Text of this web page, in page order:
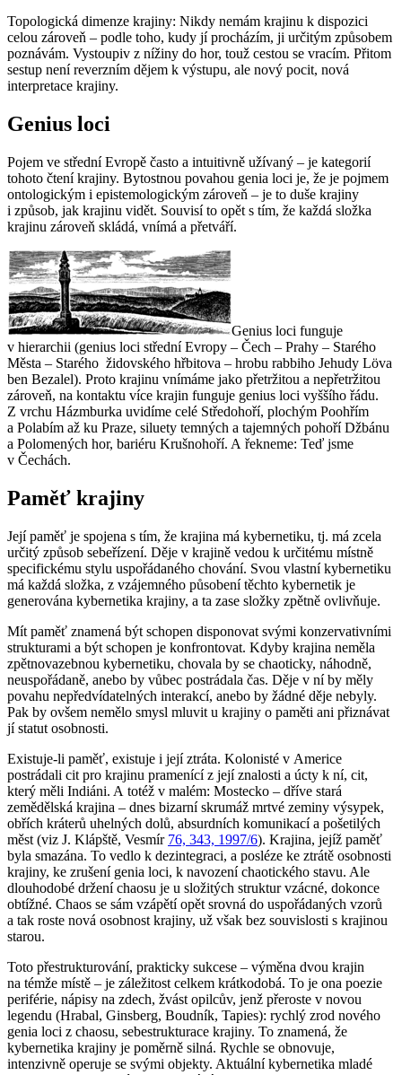
Topologická dimenze krajiny: Nikdy nemám krajinu k dispozici
celou zároveň – podle toho, kudy jí procházím, ji určitým způsobem
poznávám. Vystoupiv z nížiny do hor, touž cestou se vracím. Přitom
sestup není reverzním dějem k výstupu, ale nový pocit, nová
interpretace krajiny.
Genius loci
Pojem ve střední Evropě často a intuitivně užívaný – je kategorií
tohoto čtení krajiny. Bytostnou povahou genia loci je, že je pojmem
ontologickým i epistemologickým zároveň – je to duše krajiny
i způsob, jak krajinu vidět. Souvisí to opět s tím, že každá složka
krajinu zároveň skládá, vnímá a přetváří.
Genius loci funguje
v hierarchii (genius loci střední Evropy – Čech – Prahy – Starého
Města – Starého židovského hřbitova – hrobu rabbiho Jehudy Löva
ben Bezalel). Proto krajinu vnímáme jako přetržitou a nepřetržitou
zároveň, na kontaktu více krajin funguje genius loci vyššího řádu.
Z vrchu Házmburka uvidíme celé Středohoří, plochým Poohřím
a Polabím až ku Praze, siluety temných a tajemných pohoří Džbánu
a Polomených hor, bariéru Krušnohoří. A řekneme: Teď jsme
v Čechách.
Paměť krajiny
Její paměť je spojena s tím, že krajina má kybernetiku, tj. má zcela
určitý způsob sebeřízení. Děje v krajině vedou k určitému místně
specifickému stylu uspořádaného chování. Svou vlastní kybernetiku
má každá složka, z vzájemného působení těchto kybernetik je
generována kybernetika krajiny, a ta zase složky zpětně ovlivňuje.
Mít paměť znamená být schopen disponovat svými konzervativními
strukturami a být schopen je konfrontovat. Kdyby krajina neměla
zpětnovazebnou kybernetiku, chovala by se chaoticky, náhodně,
neuspořádaně, anebo by vůbec postrádala čas. Děje v ní by měly
povahu nepředvídatelných interakcí, anebo by žádné děje nebyly.
Pak by ovšem nemělo smysl mluvit u krajiny o paměti ani přiznávat
jí statut osobnosti.
Existuje-li paměť, existuje i její ztráta. Kolonisté v Americe
postrádali cit pro krajinu pramenící z její znalosti a úcty k ní, cit,
který měli Indiáni. A totéž v malém: Mostecko – dříve stará
zemědělská krajina – dnes bizarní skrumáž mrtvé zeminy výsypek,
obřích kráterů uhelných dolů, absurdních komunikací a pošetilých
měst (viz J. Klápště, Vesmír 76, 343, 1997/6). Krajina, jejíž paměť
byla smazána. To vedlo k dezintegraci, a posléze ke ztrátě osobnosti
krajiny, ke zrušení genia loci, k navození chaotického stavu. Ale
dlouhodobé držení chaosu je u složitých struktur vzácné, dokonce
obtížné. Chaos se sám vzápětí opět srovná do uspořádaných vzorů
a tak roste nová osobnost krajiny, už však bez souvislosti s krajinou
starou.
Toto přestrukturování, prakticky sukcese – výměna dvou krajin
na témže místě – je záležitost celkem krátkodobá. To je ona poezie
periférie, nápisy na zdech, žvást opilcův, jenž přeroste v novou
legendu (Hrabal, Ginsberg, Boudník, Tapies): rychlý zrod nového
genia loci z chaosu, sebestrukturace krajiny. To znamená, že
kybernetika krajiny je poměrně silná. Rychle se obnovuje,
intenzivně operuje se svými objekty. Aktuální kybernetika mladé